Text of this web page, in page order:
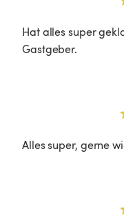
Hat alles super
Gastgeber.
Alles super, gerne